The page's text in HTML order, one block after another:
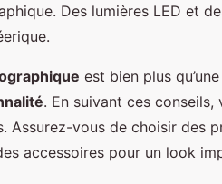
Des lumières LED et
est bien plus
. En suivant ces
Assurez-vous de choisir des
accessoires pour un look